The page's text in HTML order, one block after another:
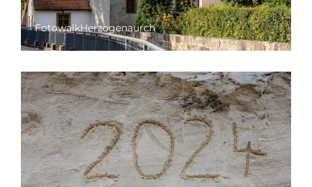
FotowalkHerzogenaurch